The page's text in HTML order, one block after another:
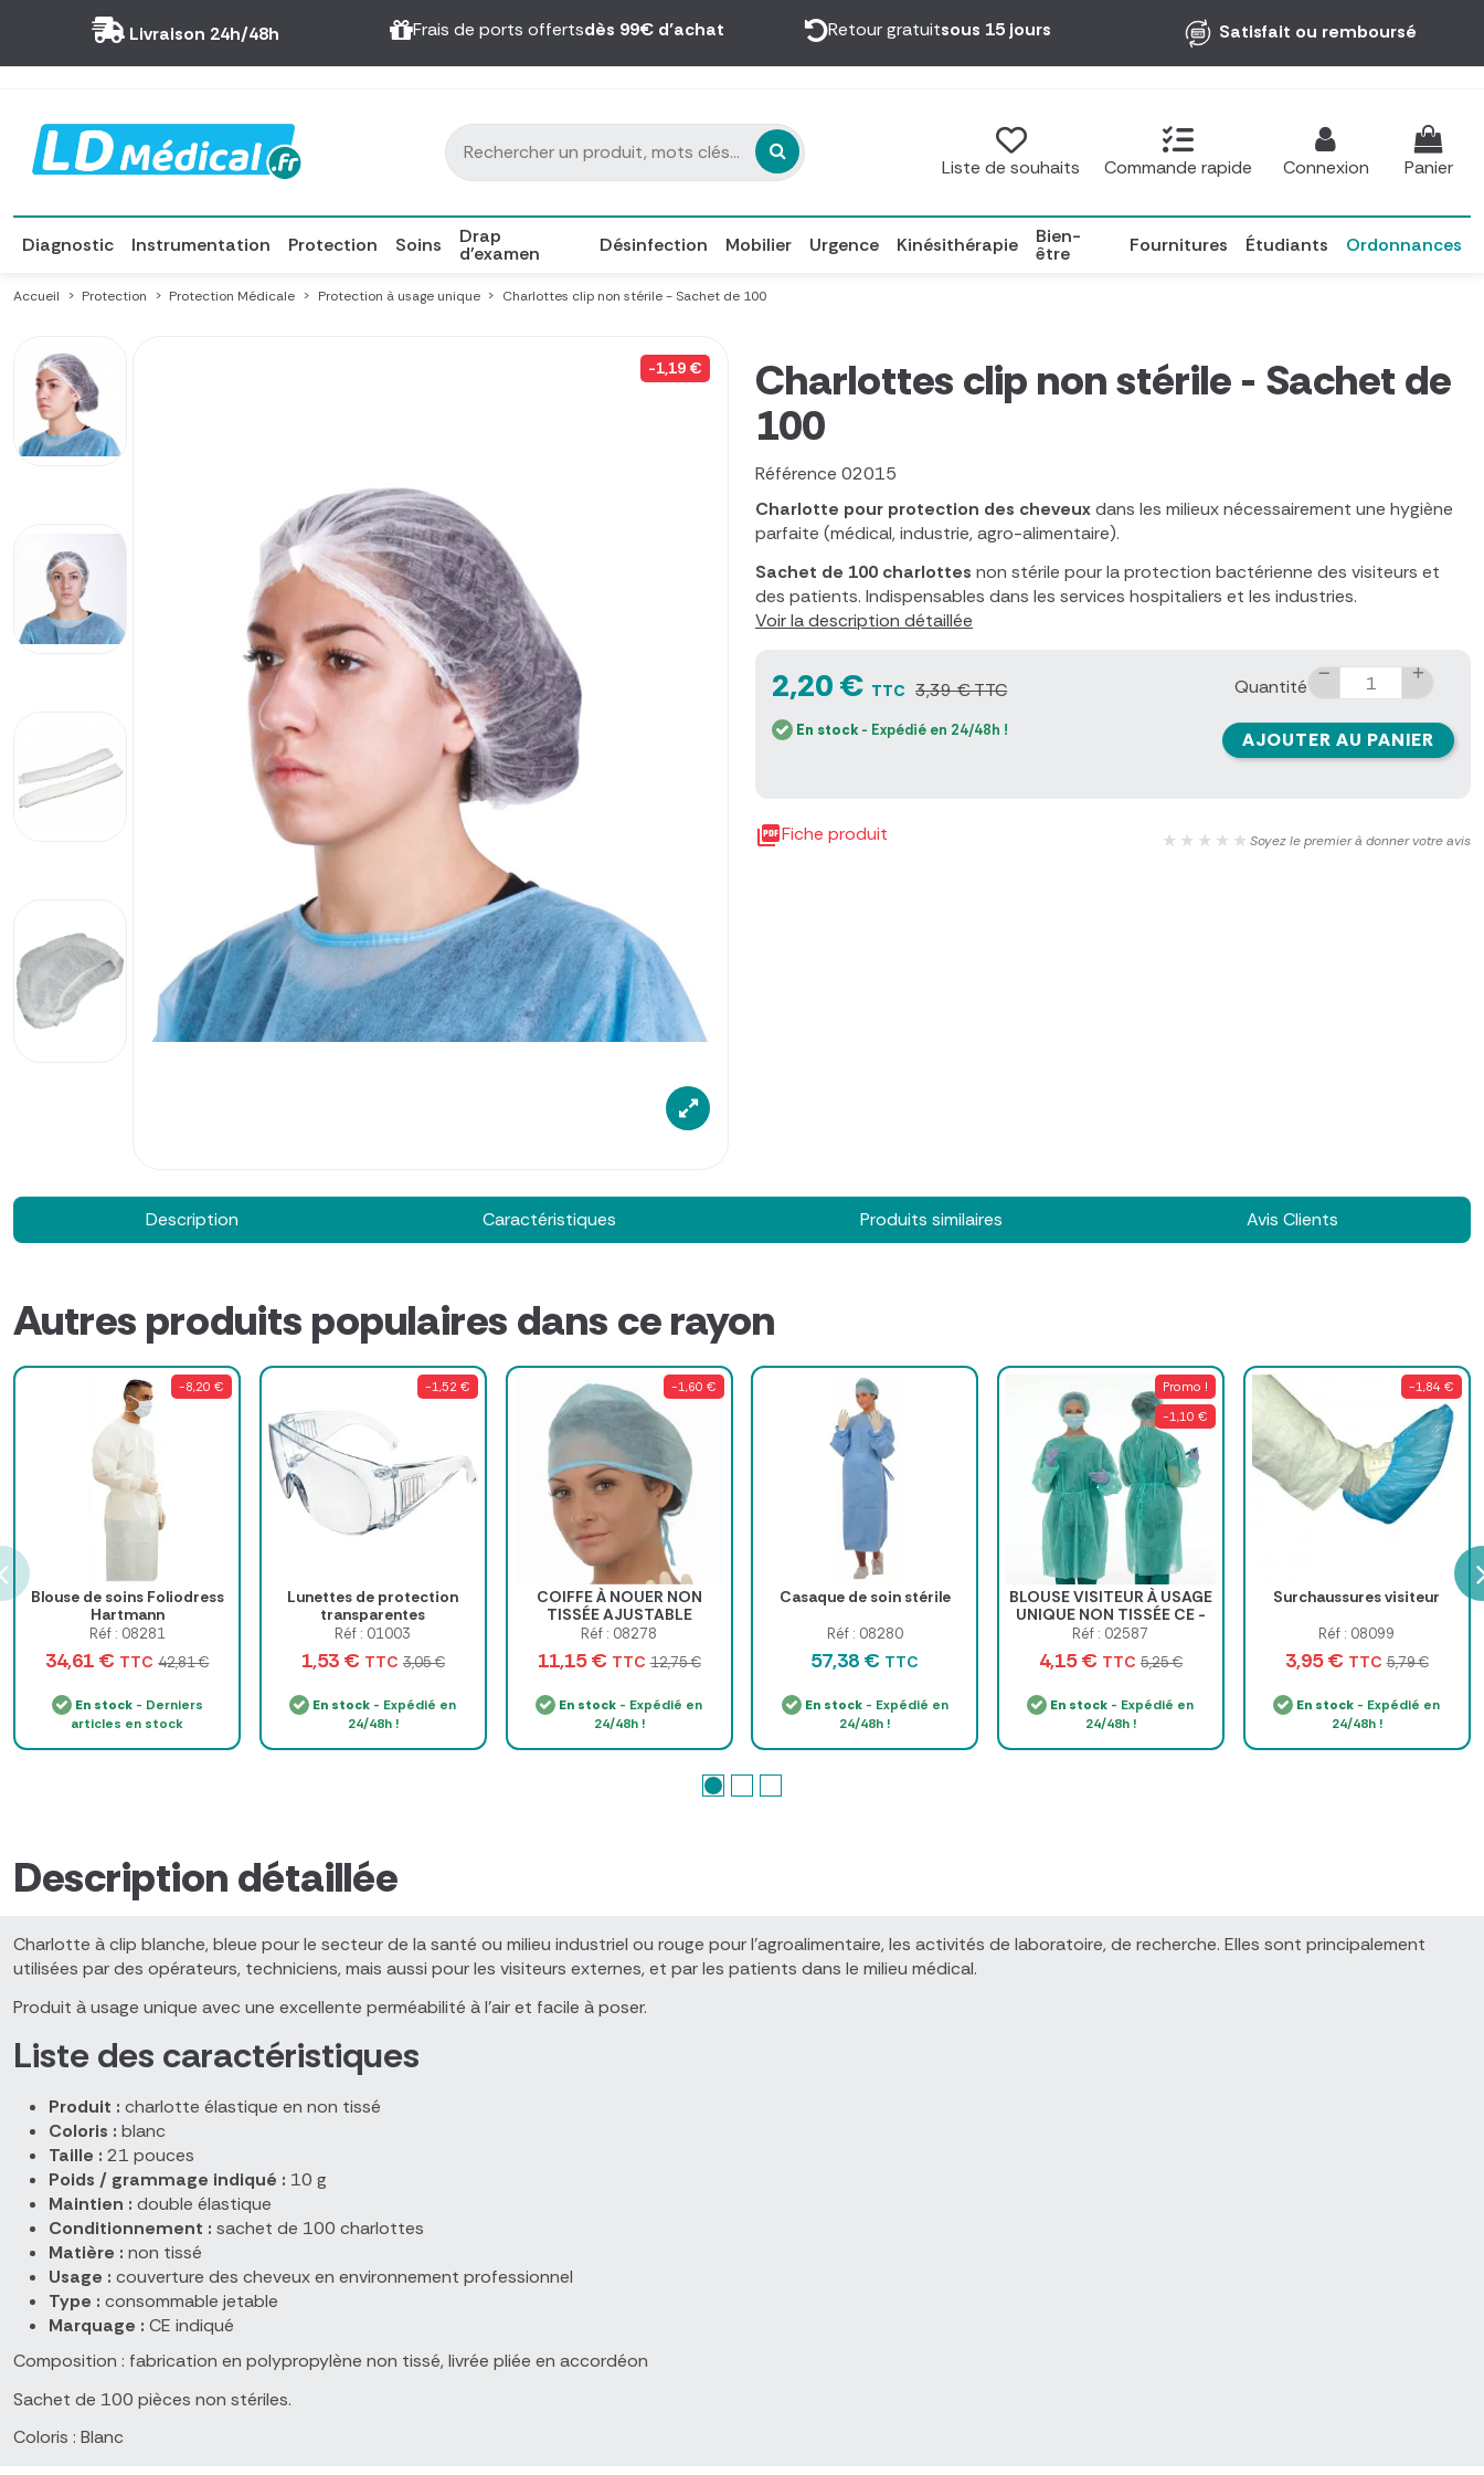
Livraison 24h/48h Frais de ports offertsdès 99€ d’achat Retour gratuitsous 15 jours Satisfait ou remboursé
Liste de souhaits Commande rapide Connexion Panier
Diagnostic Instrumentation Protection Soins Drap
d'examen Désinfection Mobilier Urgence Kinésithérapie Bien-
être Fournitures Étudiants Ordonnances
Accueil Protection Protection Médicale Protection à usage unique Charlottes clip non stérile - Sachet de 100
-1,19 €
Charlottes clip non stérile - Sachet de
100
Référence 02015
Charlotte pour protection des cheveuxdans les milieux nécessairement une hygiène
parfaite (médical, industrie, agro-alimentaire).
Sachet de 100 charlottes non stérile pour la protection bactérienne des visiteurs et
des patients. Indispensables dans les services hospitaliers et les industries.
Voir la description détaillée
2,20 € TTC 3,39 € TTC
En stock- Expédié en 24/48h !
Quantité
AJOUTER AU PANIER
Fiche produit ★★★★★ Soyez le premier à donner votre avis
Description Caractéristiques Produits similaires Avis Clients
Autres produits populaires dans ce rayon
-8,20 €
Blouse de soins Foliodress
Hartmann
Réf : 08281
34,61 € TTC 42,81 €
En stock- Derniers
articles en stock
-1,52 €
Lunettes de protection
transparentes
Réf : 01003
1,53 € TTC 3,05 €
En stock - Expédié en
24/48h !
-1,60 €
COIFFE À NOUER NON
TISSÉE AJUSTABLE
MEDISTOCK - sachet de
Réf : 08278
11,15 € TTC 12,75 €
En stock - Expédié en
24/48h !
Casaque de soin stérile
Réf : 08280
57,38 € TTC
En stock- Expédié en
24/48h !
Promo !
-1,10 €
BLOUSE VISITEUR À USAGE
UNIQUE NON TISSÉE CE -
sachet de 10
Réf : 02587
4,15 € TTC 5,25 €
En stock - Expédié en
24/48h !
-1,84 €
Surchaussures visiteur
Réf : 08099
3,95 € TTC 5,79 €
En stock - Expédié en
24/48h !
Description détaillée
Charlotte à clip blanche, bleue pour le secteur de la santé ou milieu industriel ou rouge pour l'agroalimentaire, les activités de laboratoire, de recherche. Elles sont principalement
utilisées par des opérateurs, techniciens, mais aussi pour les visiteurs externes, et par les patients dans le milieu médical.
Produit à usage unique avec une excellente perméabilité à l'air et facile à poser.
Liste des caractéristiques
Produit : charlotte élastique en non tissé
Coloris : blanc
Taille : 21 pouces
Poids / grammage indiqué : 10 g
Maintien : double élastique
Conditionnement : sachet de 100 charlottes
Matière : non tissé
Usage : couverture des cheveux en environnement professionnel
Type : consommable jetable
Marquage : CE indiqué
Composition : fabrication en polypropylène non tissé, livrée pliée en accordéon
Sachet de 100 pièces non stériles.
Coloris : Blanc
Panneau de gestion des cookies